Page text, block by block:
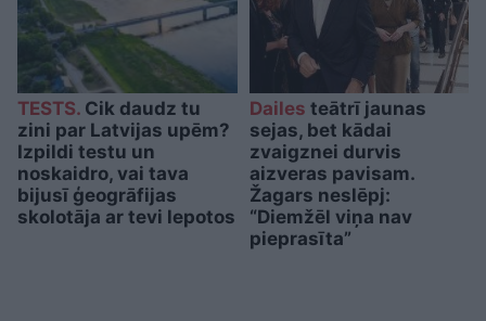
TESTS. Cik daudz tu
zini par Latvijas upēm?
Izpildi testu un
noskaidro, vai tava
bijusī ģeogrāfijas
skolotāja ar tevi lepotos
Dailes teātrī jaunas
sejas, bet kādai
zvaigznei durvis
aizveras pavisam.
Žagars neslēpj:
“Diemžēl viņa nav
pieprasīta”